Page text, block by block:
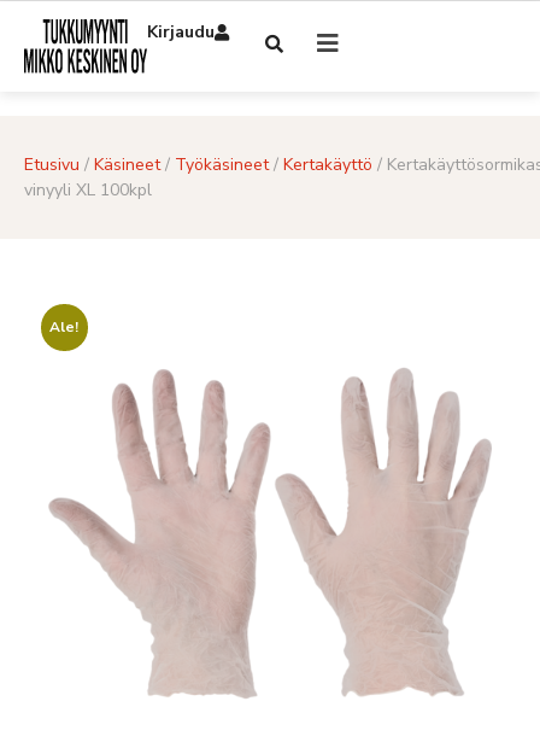
Kirjaudu
Etusivu / Käsineet/ Työkäsineet/ Kertakäyttö /
vinyyli XL 100kpl
Ale!